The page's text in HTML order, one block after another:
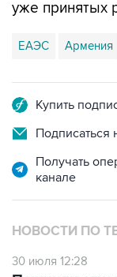
ЕАЭС Армения
Подписаться
Получать
НОВОСТИ ПО
30 июля 12:28
Армению